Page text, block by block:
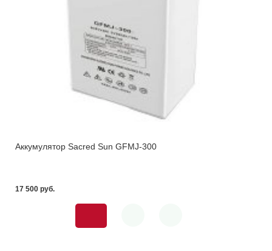
Аккумулятор Sacred Sun GFMJ-300
17 500 pуб.